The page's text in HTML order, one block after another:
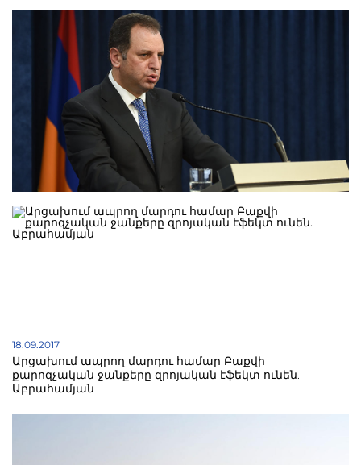
ծառայությունը մի քիչ ավելի անվտանգ է: Իհարկե, կան
կրակոցներ, ակտիվացել են դիպուկահարները, բայց
մենք մեկը երեքին քաղաքականություն ենք որգեգրել,
որը թեև չի բխում մեր քաղաքականությունից, բայց
պատերազմների կանոններից է», - նշել է նա: Վիգեն
Սարգսյանը տեղեկացրեց, որ իրեն է
դիմել հաշմանդամություն ունեցող մի սփյուռքահայ, ով
բերել է առաջնագծի կահավորման իր մշակած
համակարգը: Ըստ նախարարի՝ համակարգը լավ է
մշակված: Սփյուռքահայը խոստացել է նաև իր
միջոցներով կահավորել առաջնագծի 50 դիտակետ:
18.09.2017
Արցախում ապրող մարդու համար Բաքվի
քարոզչական ջանքերը զրոյական էֆեկտ ունեն.
Աբրահամյան